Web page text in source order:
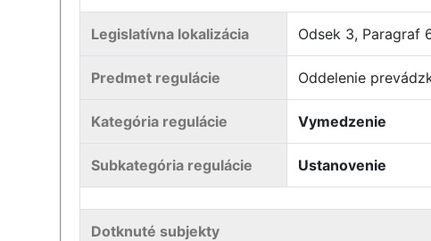
Legislatívna lokalizácia Odsek 3, Paragraf
Predmet regulácie Oddelenie
Kategória regulácie Vymedzenie
Subkategória regulácie Ustanovenie
Dotknuté subjekty